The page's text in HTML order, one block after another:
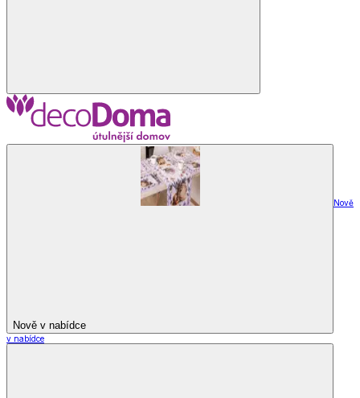
Nově v nabídce
Nově
v nabídce